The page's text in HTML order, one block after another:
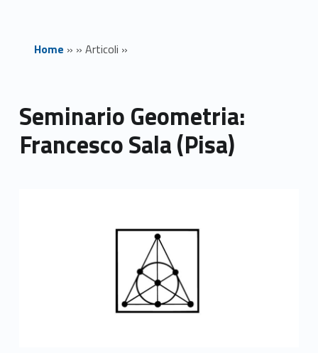
Home » » Articoli »
Seminario Geometria:
Francesco Sala (Pisa)